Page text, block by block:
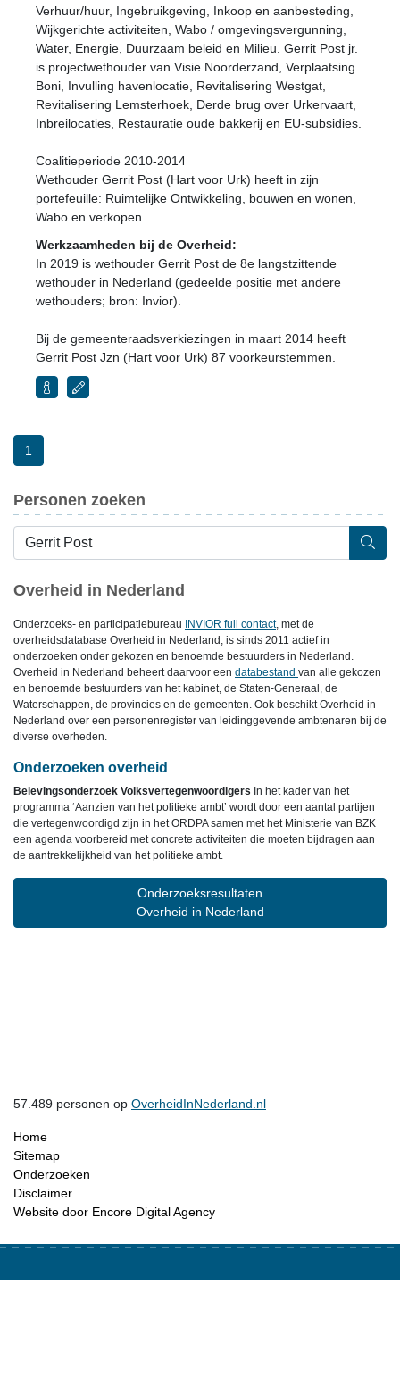
Verhuur/huur, Ingebruikgeving, Inkoop en aanbesteding,
Wijkgerichte activiteiten, Wabo / omgevingsvergunning,
Water, Energie, Duurzaam beleid en Milieu. Gerrit Post jr.
is projectwethouder van Visie Noorderzand, Verplaatsing
Boni, Invulling havenlocatie, Revitalisering Westgat,
Revitalisering Lemsterhoek, Derde brug over Urkervaart,
Inbreilocaties, Restauratie oude bakkerij en EU-subsidies.
Coalitieperiode 2010-2014
Wethouder Gerrit Post (Hart voor Urk) heeft in zijn
portefeuille: Ruimtelijke Ontwikkeling, bouwen en wonen,
Wabo en verkopen.
Werkzaamheden bij de Overheid:
In 2019 is wethouder Gerrit Post de 8e langstzittende
wethouder in Nederland (gedeelde positie met andere
wethouders; bron: Invior).
Bij de gemeenteraadsverkiezingen in maart 2014 heeft
Gerrit Post Jzn (Hart voor Urk) 87 voorkeurstemmen.
1
Personen zoeken
Overheid in Nederland
Onderzoeks- en participatiebureau INVIOR full contact, met de
overheidsdatabase Overheid in Nederland, is sinds 2011 actief in
onderzoeken onder gekozen en benoemde bestuurders in Nederland.
Overheid in Nederland beheert daarvoor een databestand van alle gekozen
en benoemde bestuurders van het kabinet, de Staten-Generaal, de
Waterschappen, de provincies en de gemeenten. Ook beschikt Overheid in
Nederland over een personenregister van leidinggevende ambtenaren bij de
diverse overheden.
Onderzoeken overheid
Belevingsonderzoek Volksvertegenwoordigers In het kader van het
programma ‘Aanzien van het politieke ambt’ wordt door een aantal partijen
die vertegenwoordigd zijn in het ORDPA samen met het Ministerie van BZK
een agenda voorbereid met concrete activiteiten die moeten bijdragen aan
de aantrekkelijkheid van het politieke ambt.
Onderzoeksresultaten
Overheid in Nederland
57.489 personen op OverheidInNederland.nl
Home
Sitemap
Onderzoeken
Disclaimer
Website door Encore Digital Agency